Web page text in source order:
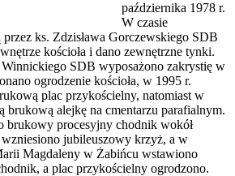
października 1978 r.
W czasie
ks. Zdzisława Gorczewskiego SDB
kościoła i dano zewnętrzne tynki.
Winnickiego SDB wyposażono zakrystię w
ogrodzenie kościoła, w 1995 r.
plac przykościelny, natomiast w
brukową alejkę na cmentarzu parafialnym.
brukowy procesyjny chodnik wokół
jubileuszowy krzyż, a w
Magdaleny w Żabińcu wstawiono
a plac przykościelny ogrodzono.